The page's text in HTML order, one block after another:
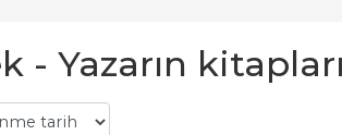
- Yazarın kitapları